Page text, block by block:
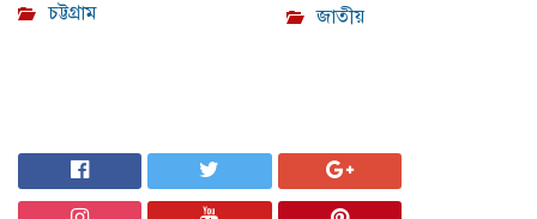
চট্টগ্রাম
জাতীয়